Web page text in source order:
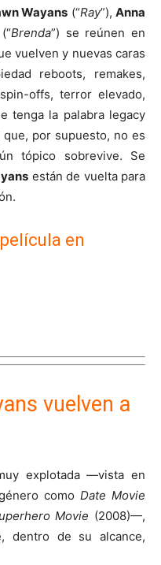
Wayans (“Ray”), Anna
Brenda”) se reúnen en
vuelven y nuevas caras
reboots, remakes,
offs, terror elevado,
tenga la palabra legacy
por supuesto, no es
tópico sobrevive. Se
están de vuelta para
en
vuelven a
explotada —vista en
como Date Movie
Movie (2008)—,
dentro de su alcance,